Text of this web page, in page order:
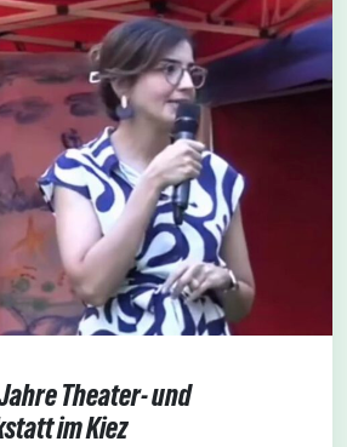
Theater- und
im Kiez